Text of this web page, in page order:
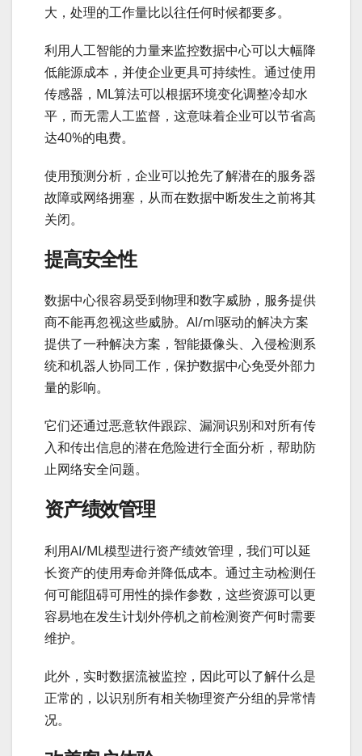
大，处理的工作量比以往任何时候都要多。
利用人工智能的力量来监控数据中心可以大幅降
低能源成本，并使企业更具可持续性。通过使用
传感器，ML算法可以根据环境变化调整冷却水
平，而无需人工监督，这意味着企业可以节省高
达40%的电费。
使用预测分析，企业可以抢先了解潜在的服务器
故障或网络拥塞，从而在数据中断发生之前将其
关闭。
提高安全性
数据中心很容易受到物理和数字威胁，服务提供
商不能再忽视这些威胁。AI/ml驱动的解决方案
提供了一种解决方案，智能摄像头、入侵检测系
统和机器人协同工作，保护数据中心免受外部力
量的影响。
它们还通过恶意软件跟踪、漏洞识别和对所有传
入和传出信息的潜在危险进行全面分析，帮助防
止网络安全问题。
资产绩效管理
利用AI/ML模型进行资产绩效管理，我们可以延
长资产的使用寿命并降低成本。通过主动检测任
何可能阻碍可用性的操作参数，这些资源可以更
容易地在发生计划外停机之前检测资产何时需要
维护。
此外，实时数据流被监控，因此可以了解什么是
正常的，以识别所有相关物理资产分组的异常情
况。